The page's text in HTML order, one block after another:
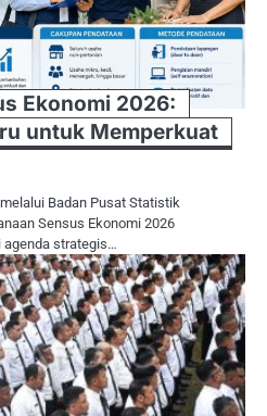
Ekonomi 2026:
untuk Memperkuat
Badan Pusat Statistik
Sensus Ekonomi 2026
agenda strategis…